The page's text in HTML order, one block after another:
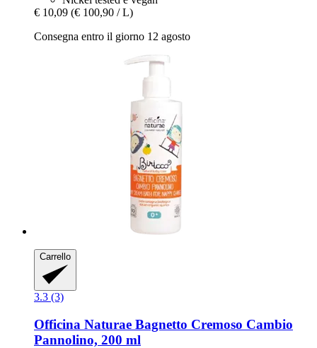
€ 10,09 (€ 100,90 / L)
Consegna entro il giorno 12 agosto
Carrello
3.3 (3)
Officina Naturae Bagnetto Cremoso Cambio
Pannolino, 200 ml